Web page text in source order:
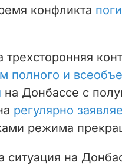
конфликта
полного и
на Донбассе с
регулярно
режима
ситуация на